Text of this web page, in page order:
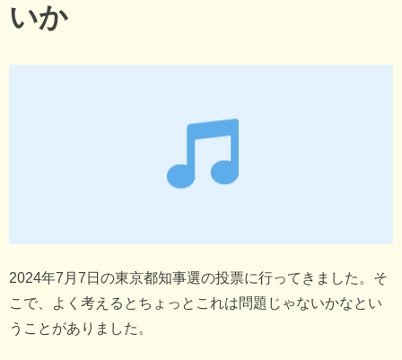
いか
2024年7月7日の東京都知事選の投票に行ってきました。そ
こで、よく考えるとちょっとこれは問題じゃないかなとい
うことがありました。